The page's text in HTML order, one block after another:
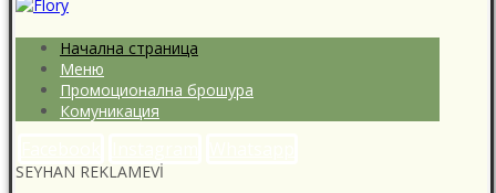
Начална страница
Меню
Промоционална брошура
Комуникация
SEYHAN REKLAMEVİ